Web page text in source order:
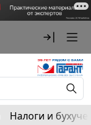
Налоги и